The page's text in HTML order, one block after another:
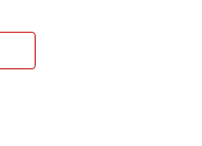
7,99
VI boeken